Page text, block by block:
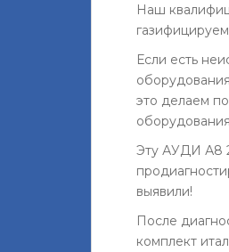
Наш
Если есть
это делаем
Эту АУДИ А8
выявили!
После
комплект